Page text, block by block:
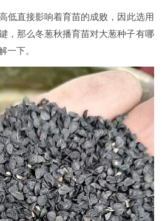
低直接影响着育苗的成败，因此选用
，那么冬葱秋播育苗对大葱种子有哪
一下。